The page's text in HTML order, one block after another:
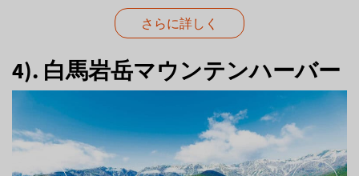
さらに詳しく
4). 白馬岩岳マウンテンハーバー